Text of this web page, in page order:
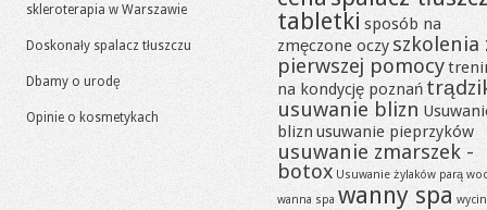
skleroterapia w Warszawie
Doskonały spalacz tłuszczu
Dbamy o urodę
Opinie o kosmetykach
tabletki sposób na
zmęczone oczy szkolenia
pierwszej pomocy
na kondycję poznań
usuwanie blizn
blizn usuwanie pieprzyków
usuwanie zmarszek -
botox Usuwanie żylaków parą
wanna spa wanny spa